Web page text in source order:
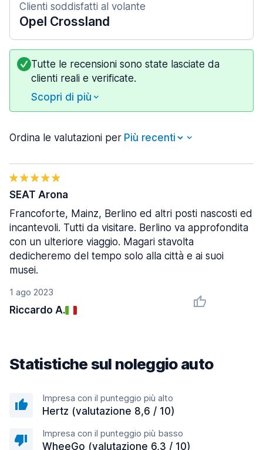
Clienti soddisfatti al volante
Opel Crossland
Tutte le recensioni sono state lasciate da
clienti reali e verificate.
Scopri di più
Ordina le valutazioni per
1 ago 2023
Riccardo A.
SEAT Arona
Francoforte, Mainz, Berlino ed altri posti nascosti ed
incantevoli. Tutti da visitare. Berlino va approfondita
con un ulteriore viaggio. Magari stavolta
dedicheremo del tempo solo alla città e ai suoi
musei.
Statistiche sul noleggio auto
Impresa con il punteggio più alto
Hertz (valutazione 8,6 / 10)
Impresa con il punteggio più basso
WheeGo (valutazione 6,3 / 10)